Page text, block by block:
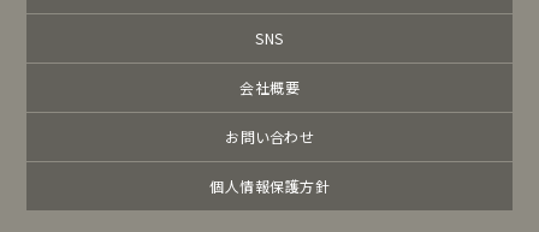
SNS
会社概要
お問い合わせ
個人情報保護方針